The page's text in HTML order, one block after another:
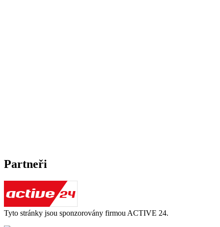
Partneři
Tyto stránky jsou sponzorovány firmou ACTIVE 24.